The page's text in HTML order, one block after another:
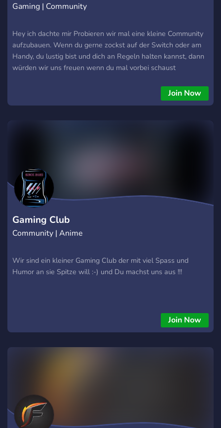
Gaming | Community
Hey ich dachte mir Probieren wir mal eine kleine Community
aufzubauen. Wenn du gerne zockst auf der Switch oder am
Handy, du lustig bist und dich an Regeln halten kannst, dann
würden wir uns freuen wenn du mal vorbei schaust
Join Now
Gaming Club
Community | Anime
Wir sind ein kleiner Gaming Club der mit viel Spass und
Humor an sie Spitze will :-) und Du machst uns aus !!!
Join Now